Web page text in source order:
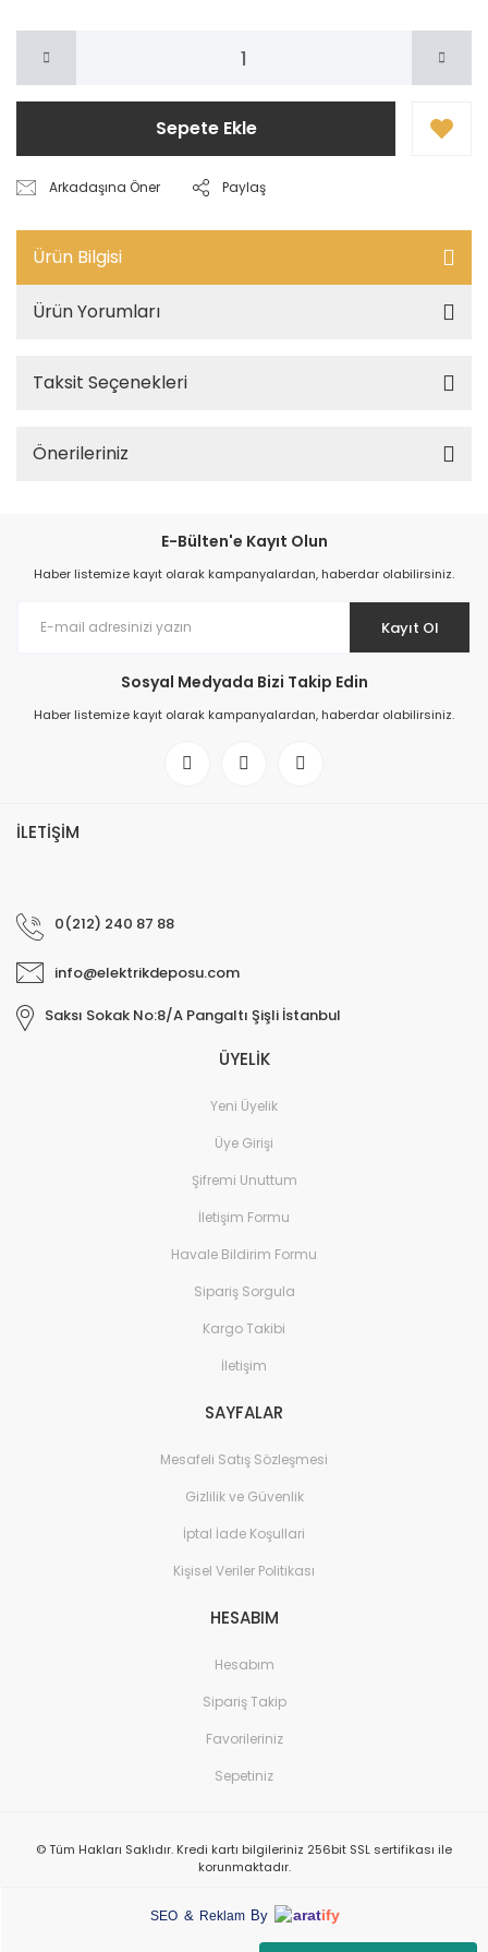
Sepete Ekle
Arkadaşına Öner Paylaş
Ürün Bilgisi
Ürün Yorumları
Taksit Seçenekleri
Önerileriniz
E-Bülten'e Kayıt Olun
Haber listemize kayıt olarak kampanyalardan, haberdar olabilirsiniz.
Kayıt Ol
Sosyal Medyada Bizi Takip Edin
Haber listemize kayıt olarak kampanyalardan, haberdar olabilirsiniz.
İLETİŞİM
0(212) 240 87 88
info@elektrikdeposu.com
Saksı Sokak No:8/A Pangaltı Şişli İstanbul
ÜYELİK
Yeni Üyelik
Üye Girişi
Şifremi Unuttum
İletişim Formu
Havale Bildirim Formu
Sipariş Sorgula
Kargo Takibi
İletişim
SAYFALAR
Mesafeli Satış Sözleşmesi
Gizlilik ve Güvenlik
İptal İade Koşullari
Kişisel Veriler Politikası
HESABIM
Hesabım
Sipariş Takip
Favorileriniz
Sepetiniz
© Tüm Hakları Saklıdır. Kredi kartı bilgileriniz 256bit SSL sertifikası ile
korunmaktadır.
SEO & Reklam By aratify